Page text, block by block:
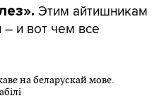
Этим айтишникам
и вот чем все